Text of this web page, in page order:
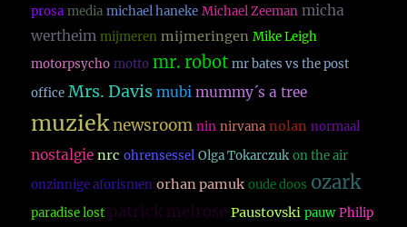
prosa media michael haneke Michael Zeeman micha
wertheim mijmeren mijmeringen Mike Leigh
motorpsycho motto mr. robot mr bates vs the post
office Mrs. Davis mubi mummy´s a tree
muzieknewsroom nin nirvana nolan normaal
nostalgie nrc ohrensessel Olga Tokarczuk on the air
onzinnige aforismen orhan pamuk oude doos ozark
paradise lost patrick melrose Paustovski pauw Philip